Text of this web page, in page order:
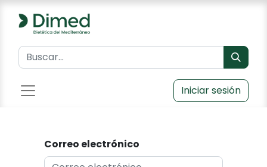
Iniciar sesión
Correo electrónico